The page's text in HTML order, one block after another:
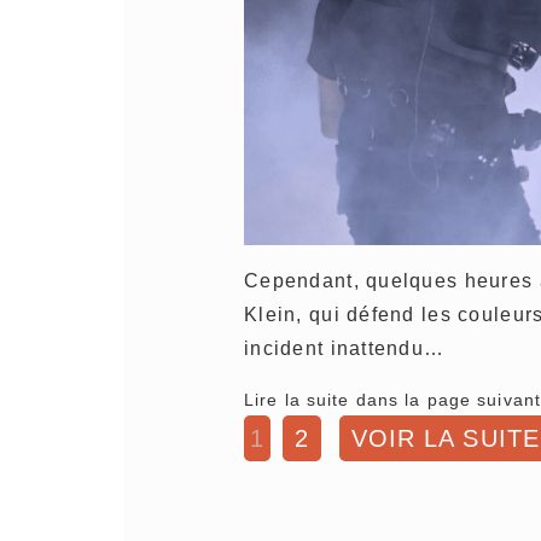
Cependant, quelques
Klein, qui défend les
incident inattendu…
Lire la suite dans la page
1 2 VOIR LA SUITE